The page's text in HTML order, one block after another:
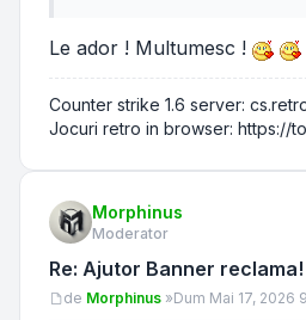
Le ador ! Multumesc !
Counter strike 1.6 server:
Jocuri retro in browser: https://
Morphinus
Moderator
Re: Ajutor Banner reclama!
Mesaj
de Morphinus »Dum Mai 17, 2026